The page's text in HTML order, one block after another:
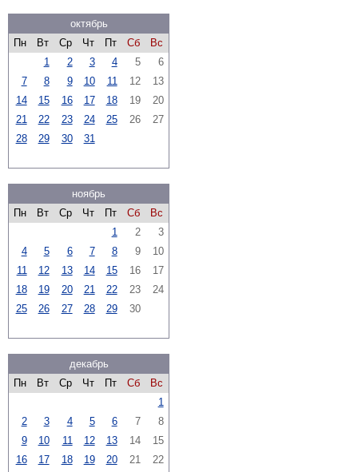
октябрь
Пн
Вт Ср Чт Пт Сб
Вс
1
2 3 4 5
6
7
8 9 10 11 12
13
14
15 16 17 18 19
20
21
22 23 24 25 26
27
28
29 30 31
ноябрь
Пн
Вт Ср Чт Пт Сб
Вс
1
2
3
4
5 6 7 8 9
10
11
12 13 14 15 16
17
18
19 20 21 22 23
24
25
26 27 28 29 30
декабрь
Пн
Вт Ср Чт Пт Сб
Вс
1
2
3 4 5 6 7
8
9
10 11 12 13 14
15
16
17 18 19 20 21
22